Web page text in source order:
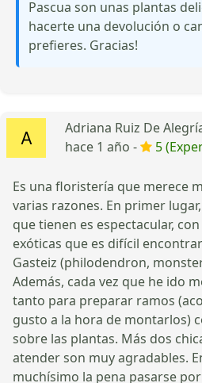
Pascua son unas plantas
hacerte una devolución o
prefieres. Gracias!
Adriana Ruiz De
hace 1 año -
5
Es una floristería que merece
varias razones. En primer
que tienen es espectacular,
exóticas que es difícil
Gasteiz (philodendron,
Además, cada vez que he ido
tanto para preparar ramos
gusto a la hora de montarlos)
sobre las plantas. Más dos
atender son muy agradables.
muchísimo la pena pasarse